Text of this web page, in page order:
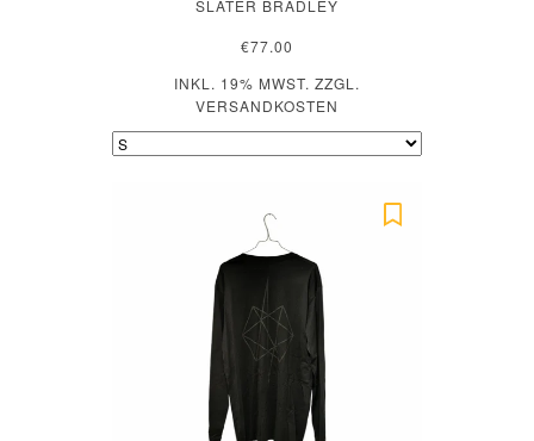
SLATER BRADLEY
€77.00
INKL. 19% MWST. ZZGL.
VERSANDKOSTEN